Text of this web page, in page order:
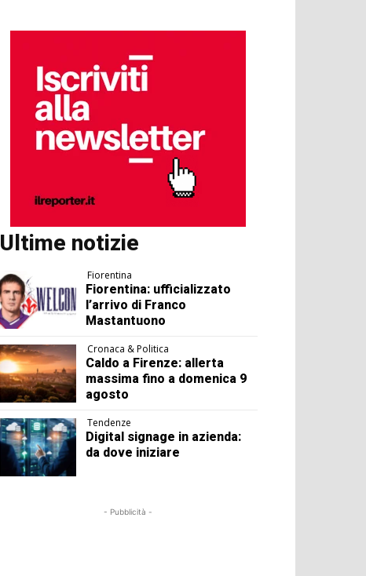
Ultime notizie
Fiorentina
Fiorentina: ufficializzato
l’arrivo di Franco
Mastantuono
Cronaca & Politica
Caldo a Firenze: allerta
massima fino a domenica 9
agosto
Tendenze
Digital signage in azienda:
da dove iniziare
- Pubblicità -